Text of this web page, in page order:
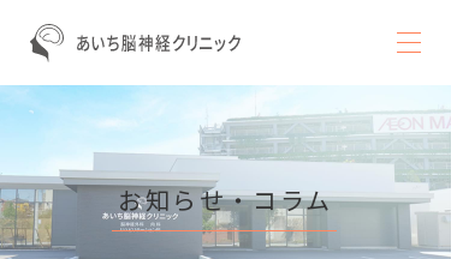
お知らせ・コラム